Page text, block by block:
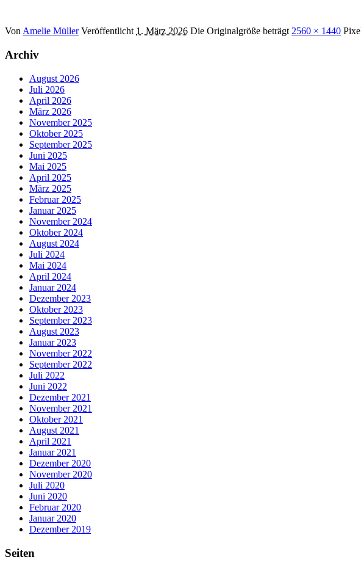
VonAmelie Müller Veröffentlicht 1. März 2026 Die Originalgröße beträgt2560 × 1440
Archiv
August 2026
Juli 2026
April 2026
März 2026
November 2025
Oktober 2025
September 2025
Juni 2025
Mai 2025
April 2025
März 2025
Februar 2025
Januar 2025
November 2024
Oktober 2024
August 2024
Juli 2024
Mai 2024
April 2024
Januar 2024
Dezember 2023
Oktober 2023
September 2023
August 2023
Januar 2023
November 2022
September 2022
Juli 2022
Juni 2022
Dezember 2021
November 2021
Oktober 2021
August 2021
April 2021
Januar 2021
Dezember 2020
November 2020
Juli 2020
Juni 2020
Februar 2020
Januar 2020
Dezember 2019
Seiten